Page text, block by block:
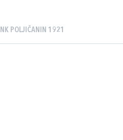
NK POLJIČANIN 1921